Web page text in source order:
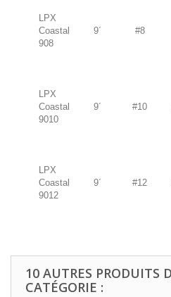
LPX
Coastal
908
9´ #8
LPX
Coastal
9010
9´ #10
LPX
Coastal
9012
9´ #12
10 AUTRES PRODUITS
CATÉGORIE :